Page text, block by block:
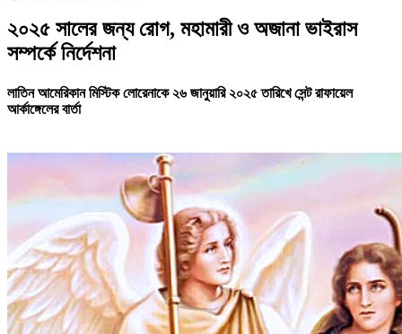
২০২৫ সালের জন্য রোগ, মহামারী ও অজানা ভাইরাস
সম্পর্কে নির্দেশনা
লাতিন আমেরিকান মিস্টিক লোরেনাকে ২৬ জানুয়ারি ২০২৫ তারিখে সেন্ট রাফায়েল
আর্কাঙ্গেলের বার্তা